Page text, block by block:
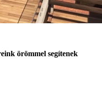
örömmel segítenek